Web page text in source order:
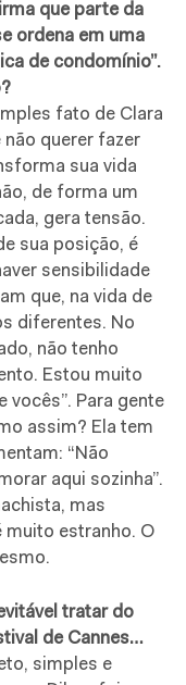
que parte da
ordena em uma
de condomínio”.
fato de Clara
não querer fazer
sua vida
de forma um
gera tensão.
sua posição, é
sensibilidade
que, na vida de
diferentes. No
não tenho
Estou muito
vocês”. Para gente
assim? Ela tem
“Não
aqui sozinha”.
mas
estranho. O
tratar do
de Cannes…
simples e